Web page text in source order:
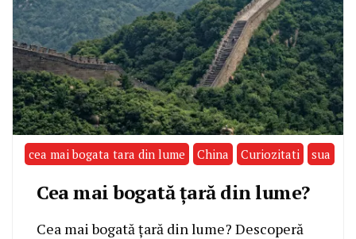
cea mai bogata tara din lume China Curiozitati sua
Cea mai bogată țară din lume?
Cea mai bogată țară din lume? Descoperă